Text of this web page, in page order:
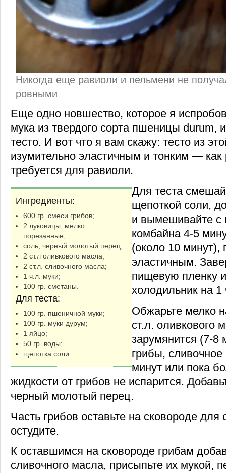
Никогда еще равиоли и пельмени не
ровными
Еще одно новшество, которое я
мука из твердого сорта пшеницы durum,
тесто. И вот что я вам скажу: тесто из
изумительно эластичным и тонким — как
требуется для равиоли.
Ингредиенты:
600 гр. смеси грибов;
2 луковицы, мелко
порезанные;
соль, черный молотый перец;
2 ст.л оливкового масла;
2 ст.л. сливочного масла;
1 ч.л. муки;
100 гр. сметаны.
Для теста:
100 гр. пшеничной муки;
100 гр. муки дурум;
1 яйцо;
50 гр. воды;
щепотка соли.
Для теста
щепоткой соли,
и вымешивайте с
комбайна 4-5
(около 10 минут),
эластичным.
пищевую пленку
холодильник на 1
Обжарьте мелко
ст.л. оливкового
зарумянится (7-8
грибы,
минут или пока
жидкости от грибов не испарится.
черный молотый перец.
Часть грибов оставьте на сковороде
остудите.
К оставшимся на сковороде грибам
сливочного масла, присыпьте их мукой,